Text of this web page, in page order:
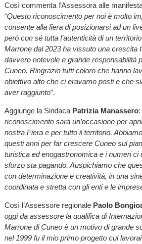
Così commenta l’Assessora alle
“Questo riconoscimento per noi è molto
consente alla fiera di posizionarsi ad un
però con sé tutta l’autenticità di un
Marrone dal 2023 ha vissuto una crescita
davvero notevole e grande responsabilità
Cuneo. Ringrazio tutti coloro che hanno
obiettivo alto che ci eravamo posti e che
aver raggiunto”.
Aggiunge la Sindaca Patrizia Manassero:
riconoscimento sarà un’occasione per
nostra Fiera e per tutto il territorio.
questi anni per far crescere Cuneo sul
turistica ed enogastronomica e i numeri ci
sforzo sta pagando. Auspichiamo che
con determinazione e creatività, in una
coordinata e stretta con gli enti e le
Così l’Assessore regionale Paolo
oggi da assessore la qualifica di
Marrone di Cuneo è un motivo di grande
nel 1999 fu il mio primo progetto cui